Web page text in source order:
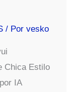
/ Porvesko